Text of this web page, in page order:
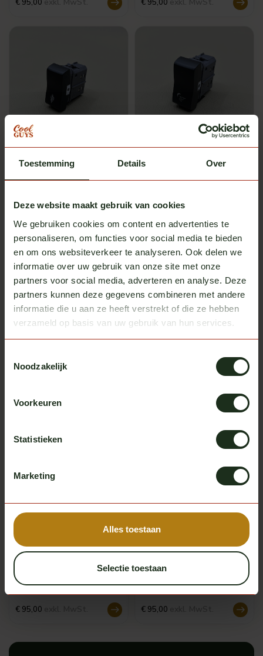
Toestemming Details Over
Deze website maakt gebruik van cookies
We gebruiken cookies om content en advertenties te
personaliseren, om functies voor social media te bieden
en om ons websiteverkeer te analyseren. Ook delen we
informatie over uw gebruik van onze site met onze
partners voor social media, adverteren en analyse. Deze
partners kunnen deze gegevens combineren met andere
informatie die u aan ze heeft verstrekt of die ze hebben
verzameld op basis van uw gebruik van hun services.
Noodzakelijk
Voorkeuren
Statistieken
Marketing
Alles toestaan
Selectie toestaan
€ 95,00 € 95,00
Michelinmännchen-
Schalter Scania NG
€ 95,00 exkl. MwSt.
Nachtlichtschalter Scania
€ 95,00exkl. MwSt.
Talmu Schalter Scania NG
€ 95,00exkl. MwSt.
Leuchtkästenschalter
Scania
Hot Fuzz Schalter 3-Wege
Scania NG
€ 95,00
Hupenschalter Scania NG
€ 95,00